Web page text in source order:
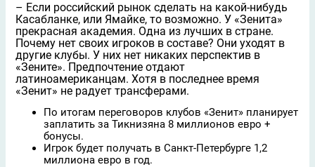
– Если российский рынок сделать на какой-нибудь
Касабланке, или Ямайке, то возможно. У «Зенита»
прекрасная академия. Одна из лучших в стране.
Почему нет своих игроков в составе? Они уходят в
другие клубы. У них нет никаких перспектив в
«Зените». Предпочтение отдают
латиноамериканцам. Хотя в последнее время
«Зенит» не радует трансферами.
По итогам переговоров клубов «Зенит» планирует
заплатить за Тикнизяна 8 миллионов евро +
бонусы.
Игрок будет получать в Санкт-Петербурге 1,2
миллиона евро в год.